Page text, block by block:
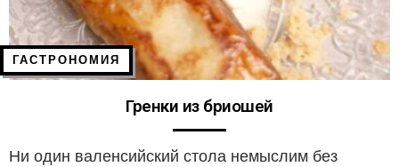
ГАСТРОНОМИЯ
Гренки из бриошей
Ни один валенсийский стола немыслим без